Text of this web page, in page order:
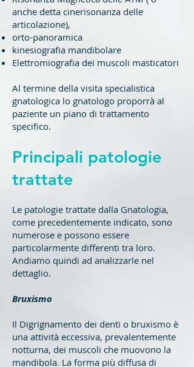
anche detta cinerisonanza delle
articolazione),
orto-panoramica
kinesiografia mandibolare
Elettromiografia dei muscoli masticatori
Al termine della visita specialistica
gnatologica lo gnatologo proporrà al
paziente un piano di trattamento
specifico.
Principali patologie
trattate
Le patologie trattate dalla Gnatologia,
come precedentemente indicato, sono
numerose e possono essere
particolarmente differenti tra loro.
Andiamo quindi ad analizzarle nel
dettaglio.
Bruxismo
Il Digrignamento dei denti o bruxismo è
una attività eccessiva, prevalentemente
notturna, dei muscoli che muovono la
mandibola. La forma più diffusa di